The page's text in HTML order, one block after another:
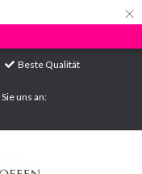
×
Beste Qualität
uns an: